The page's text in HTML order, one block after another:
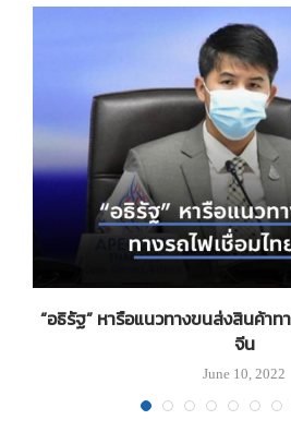
“อธิรัฐ” หารือแนวทางขนส่งสินค้า
จีน
June 10, 2022